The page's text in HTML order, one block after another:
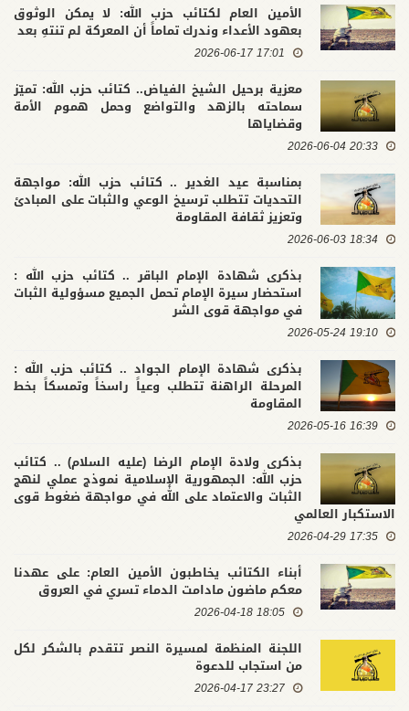
الأمين العام لكتائب حزب الله: لا يمكن الوثوق
بعهود الأعداء وندرك تماماً أن المعركة لم تنتهِ بعد
17:01 2026-06-17
معزية برحيل الشيخ الفياض.. كتائب حزب الله: تميّز
سماحته بالزهد والتواضع وحمل هموم الأمة
وقضاياها
20:33 2026-06-04
بمناسبة عيد الغدير .. كتائب حزب الله: مواجهة
التحديات تتطلب ترسيخ الوعي والثبات على المبادئ
وتعزيز ثقافة المقاومة
18:34 2026-06-03
بذكرى شهادة الإمام الباقر .. كتائب حزب الله :
استحضار سيرة الإمام تحمل الجميع مسؤولية الثبات
في مواجهة قوى الشر
19:10 2026-05-24
بذكرى شهادة الإمام الجواد .. كتائب حزب الله :
المرحلة الراهنة تتطلب وعياً راسخاً وتمسكاً بخط
المقاومة
16:39 2026-05-16
بذكرى ولادة الإمام الرضا (عليه السلام) .. كتائب
حزب الله: الجمهورية الإسلامية نموذج عملي لنهج
الثبات والاعتماد على الله في مواجهة ضغوط قوى
الاستكبار العالمي
17:35 2026-04-29
أبناء الكتائب يخاطبون الأمين العام: على عهدنا
معكم ماضون مادامت الدماء تسري في العروق
18:05 2026-04-18
اللجنة المنظمة لمسيرة النصر تتقدم بالشكر لكل
من استجاب للدعوة
23:27 2026-04-17